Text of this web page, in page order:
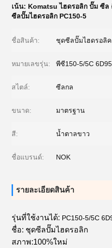
เน้น: Komatsu ไฮดรอลิก ปั๊ม ซีล
ซีลปั๊มไฮดรอลิก PC150-5
ชื่อสินค้า: ชุดซีลปั๊มไฮดรอลิค
หมายเลขรุ่น: พีซี150-5/5C
สไตล์: ซีลกล
ขนาด: มาตรฐาน
สี: น้ำตาลขาว
ชื่อแบรนด์: NOK
รายละเอียดสินค้า
รุ่นที่ใช้งานได้: PC150-5/5C
ชื่อ: ชุดซีลปั๊มไฮดรอลิก
สภาพ:100%ใหม่